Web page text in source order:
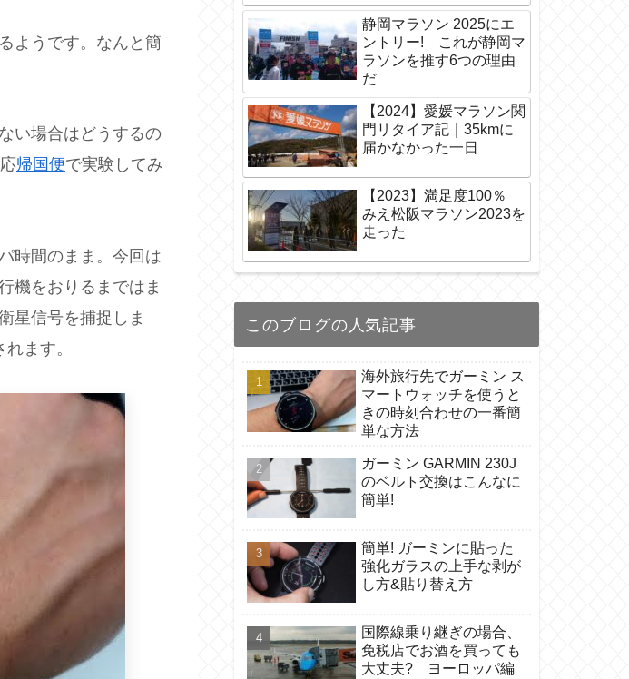
ようです。なんと簡
い場合はどうするの
帰国便で実験してみ
時間のまま。今回は
機をおりるまではま
星信号を捕捉しま
ます。
タイアの危機
静岡マラソン 2025にエ
ントリー! これが静岡マ
ラソンを推す6つの理由
だ
【2024】愛媛マラソン関
門リタイア記｜35kmに
届かなかった一日
【2023】満足度100％
みえ松阪マラソン2023を
走った
このブログの人気記事
海外旅行先でガーミン ス
マートウォッチを使うと
きの時刻合わせの一番簡
単な方法
ガーミン GARMIN 230J
のベルト交換はこんなに
簡単!
簡単! ガーミンに貼った
強化ガラスの上手な剥が
し方&貼り替え方
国際線乗り継ぎの場合、
免税店でお酒を買っても
大丈夫? ヨーロッパ編